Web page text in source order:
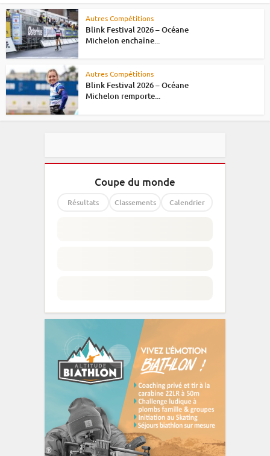
Autres Compétitions
Blink Festival 2026 – Océane
Michelon enchaîne...
Autres Compétitions
Blink Festival 2026 – Océane
Michelon remporte...
Coupe du monde
Résultats Classements Calendrier